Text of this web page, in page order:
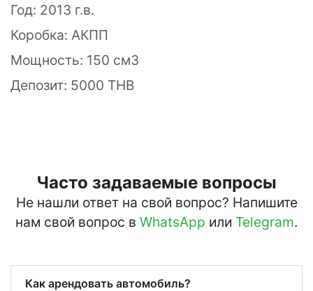
Год: 2013 г.в.
Коробка: АКПП
Мощность: 150 см3
Депозит: 5000 THB
Часто задаваемые вопросы
Не нашли ответ на свой вопрос? Напишите
нам свой вопрос в WhatsApp или Telegram.
Как арендовать автомобиль?